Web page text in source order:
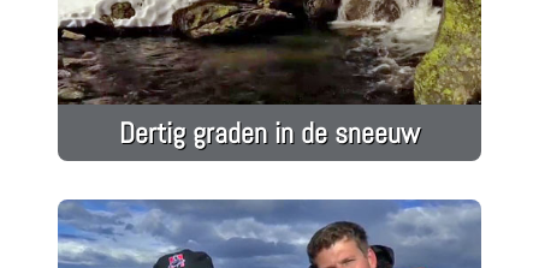
Dertig graden in de sneeuw